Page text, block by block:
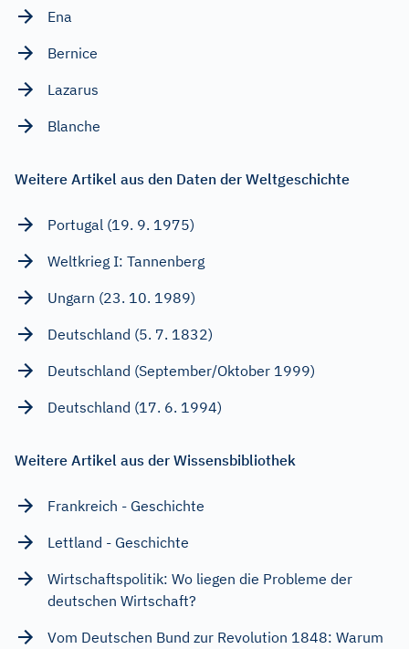
Ena
Bernice
Lazarus
Blanche
Weitere Artikel aus den Daten der Weltgeschichte
Portugal (19. 9. 1975)
Weltkrieg I: Tannenberg
Ungarn (23. 10. 1989)
Deutschland (5. 7. 1832)
Deutschland (September/Oktober 1999)
Deutschland (17. 6. 1994)
Weitere Artikel aus der Wissensbibliothek
Frankreich - Geschichte
Lettland - Geschichte
Wirtschaftspolitik: Wo liegen die Probleme der
deutschen Wirtschaft?
Vom Deutschen Bund zur Revolution 1848: Warum